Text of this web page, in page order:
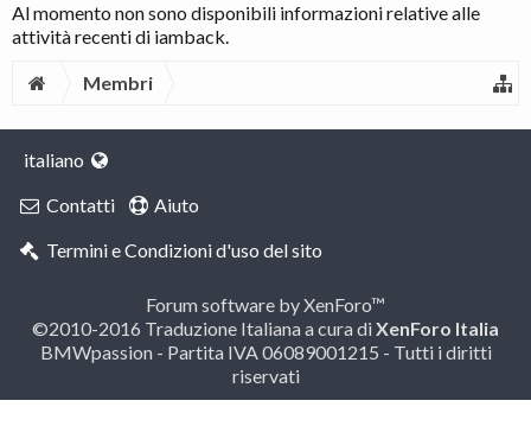
Al momento non sono disponibili informazioni relative alle
attività recenti di iamback.
Membri
italiano
Contatti
Aiuto
Termini e Condizioni d'uso del sito
Forum software by XenForo™
©2010-2016 Traduzione Italiana a cura diXenForo Italia
BMWpassion - Partita IVA 06089001215 - Tutti i diritti
riservati